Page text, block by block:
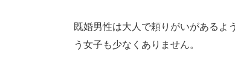
既婚男性は大人で頼りがいがあるよ
う女子も少なくありません。